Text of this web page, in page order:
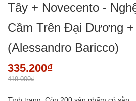
Tây + Novecento -
Cầm Trên Đại Dương
(Alessandro Baricco)
335.200₫
419.000₫